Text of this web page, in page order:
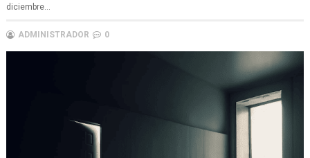
diciembre...
ADMINISTRADOR 0